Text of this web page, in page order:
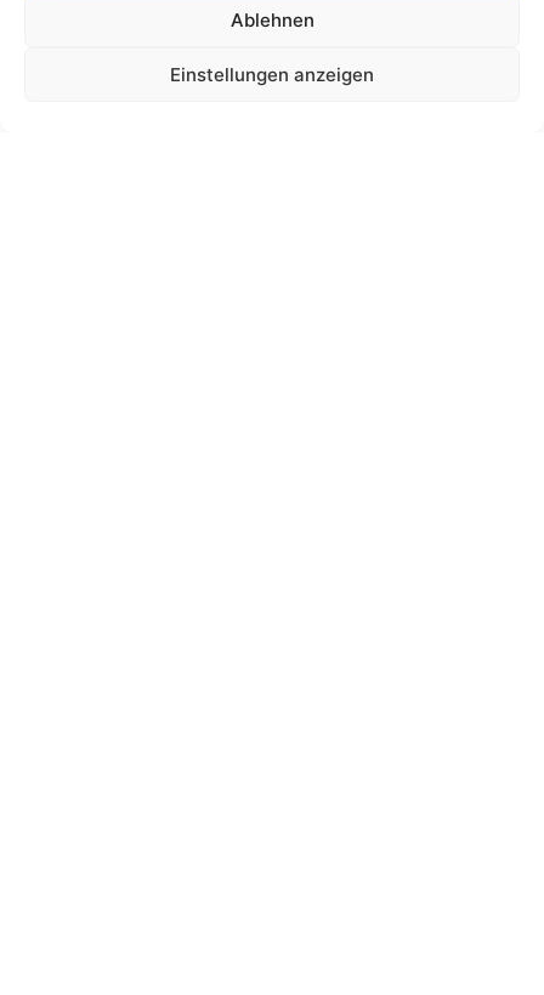
Ablehnen
Einstellungen anzeigen